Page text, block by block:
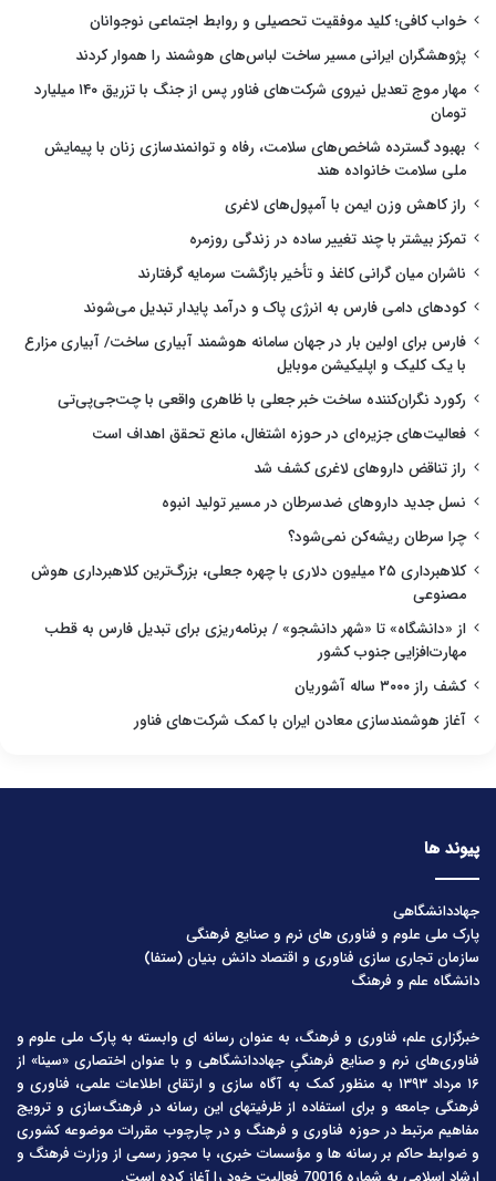
خواب کافی؛ کلید موفقیت تحصیلی و روابط اجتماعی نوجوانان
پژوهشگران ایرانی مسیر ساخت لباس‌های هوشمند را هموار کردند
مهار موج تعدیل نیروی شرکت‌های فناور پس از جنگ با تزریق ۱۴۰ میلیارد
تومان
بهبود گسترده شاخص‌های سلامت، رفاه و توانمندسازی زنان با پیمایش
ملی سلامت خانواده هند
راز کاهش وزن ایمن با آمپول‌های لاغری
تمرکز بیشتر با چند تغییر ساده در زندگی روزمره
ناشران میان گرانی کاغذ و تأخیر بازگشت سرمایه گرفتارند
کودهای دامی فارس به انرژی پاک و درآمد پایدار تبدیل می‌شوند
فارس برای اولین بار در جهان سامانه هوشمند آبیاری ساخت/ آبیاری مزارع
با یک کلیک و اپلیکیشن موبایل
رکورد نگران‌کننده ساخت خبر جعلی با ظاهری واقعی با چت‌جی‌پی‌تی
فعالیت‌های جزیره‌ای در حوزه اشتغال، مانع تحقق اهداف است
راز تناقض داروهای لاغری کشف شد
نسل جدید داروهای ضدسرطان در مسیر تولید انبوه
چرا سرطان ریشه‌کن نمی‌شود؟
کلاهبرداری ۲۵ میلیون دلاری با چهره جعلی، بزرگ‌ترین کلاهبرداری هوش
مصنوعی
از «دانشگاه» تا «شهر دانشجو» / برنامه‌ریزی برای تبدیل فارس به قطب
مهارت‌افزایی جنوب کشور
کشف راز ۳۰۰۰ ساله آشوریان
آغاز هوشمندسازی معادن ایران با کمک شرکت‌های فناور
پیوند ها
جهاددانشگاهی
پارک ملی علوم و فناوری های نرم و صنایع فرهنگی
سازمان تجاری سازی فناوری و اقتصاد دانش بنیان (ستفا)
دانشگاه علم و فرهنگ
خبرگزاری علم، فناوری و فرهنگ، به عنوان رسانه ای وابسته به پارک ملی علوم و
فناوری‌های نرم و صنایع فرهنگیِ جهاددانشگاهی و با عنوان اختصاری «سینا» از
۱۶ مرداد ۱۳۹۳ به منظور کمک به آگاه سازی و ارتقای اطلاعات علمی، فناوری و
فرهنگی جامعه و برای استفاده از ظرفیتهای این رسانه در فرهنگ‌سازی و ترویج
مفاهیم مرتبط در حوزه فناوری و فرهنگ و در چارچوب مقررات موضوعه کشوری
و ضوابط حاکم بر رسانه ها و مؤسسات خبری، با مجوز رسمی از وزارت فرهنگ و